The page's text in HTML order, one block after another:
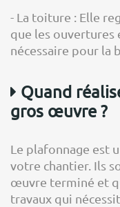
- La toiture : Elle
que les ouvertures
nécessaire pour la
Quand
gros œuvre ?
Le plafonnage est
votre chantier. Ils
œuvre terminé et
travaux qui